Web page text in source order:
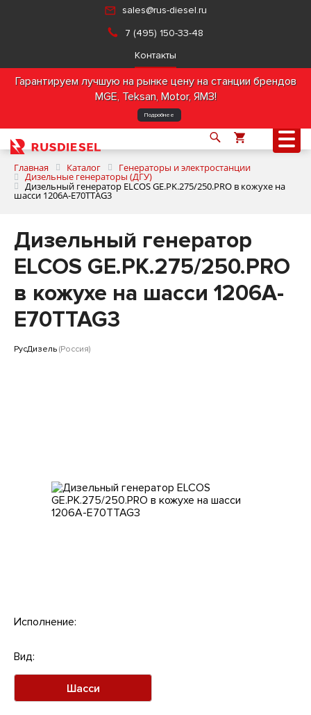
sales@rus-diesel.ru
7 (495) 150-33-48
Контакты
Гарантируем лучшую на рынке цену на станции брендов
MGE, Teksan, Motor, ЯМЗ!
Подробнее
Продукция
Клиентам
Главная Каталог Генераторы и электростанции
Дизельные генераторы (ДГУ)
Дизельный генератор ELCOS GE.PK.275/250.PRO в кожухе на
шасси 1206A-E70TTAG3
Дизельный генератор
ELCOS GE.PK.275/250.PRO
в кожухе на шасси 1206A-
E70TTAG3
РусДизель (Россия)
Исполнение:
Вид:
Шасси